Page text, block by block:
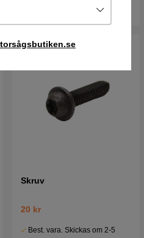
Köp
Skruv
20 kr
Best. vara. Skickas om 2-5